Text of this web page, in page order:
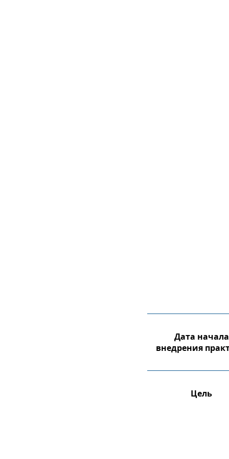
Дата начала
внедрения
Цель